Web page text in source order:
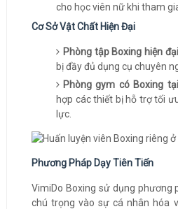
cho học viên nữ khi tham
Cơ Sở Vật Chất Hiện Đại
Phòng tập Boxing hiện
bị đầy đủ dụng cụ chuyên
Phòng gym có Boxing
hợp các thiết bị hỗ trợ tối
lực.
Phương Pháp Dạy Tiên Tiến
VimiDo Boxing sử dụng phương
chú trọng vào sự cá nhân hóa